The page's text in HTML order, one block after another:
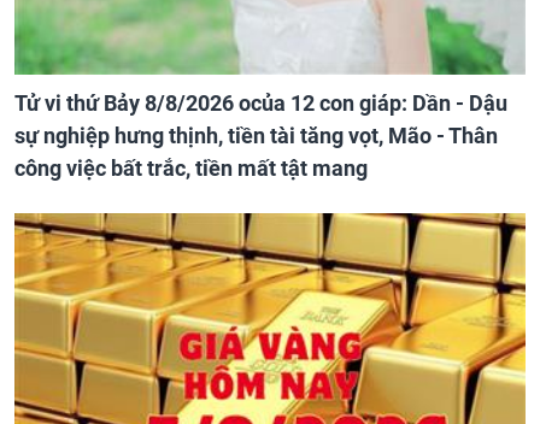
Tử vi thứ Bảy 8/8/2026 ocủa 12 con giáp: Dần - Dậu
sự nghiệp hưng thịnh, tiền tài tăng vọt, Mão - Thân
công việc bất trắc, tiền mất tật mang